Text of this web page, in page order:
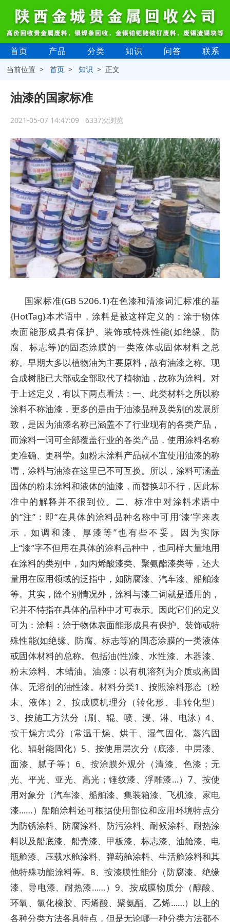
首页 产品 分类 知识 问答 联系
当前位置 >首页 >知识 > 正文
油漆的国家标准
2021-05-07 14:47:09 6337次浏览
国家标准(GB 5206.1)在色漆和清漆词汇标准的基
{HotTag}本术语中，涂料是被这样定义的：涂于物体
表面能形成具有保护、装饰或特殊性能(如绝缘、防
腐、标志等)的固态涂膜的一类液体或固体材料之总
称。早期大多以植物油为主要原料，故有油漆之称。现
合成树脂已大部或全部取代了植物油，故称为涂料。对
于上述定义，有以下两点看法：一、此类材料之所以称
涂料不称油漆，更多的是由于油漆品种及类别的发展所
致，是因为油漆名称已涵盖不了行业现有的各类产品，
而涂料一词可全部覆盖行业的各类产品，使用涂料名称
更准确、更科学。如粉末涂料产品就不宜使用油漆的称
谓，涂料与油漆在这里已不可互换。所以，涂料可涵盖
固体的粉末涂料和液体的油漆，而替换却不行，因此标
准中的解释并不很到位。二、标准中对涂料术语中
的“注”：即“在具体的涂料品种名称中可用‘漆’字来表
示，如调和漆、厚漆等”也有些不妥。因为实际
上“漆”字不但用在具体的涂料品种中，也同样大量地用
在涂料的类别中，如丙烯酸漆类、聚氨酯漆类等，还大
量用在应用领域的泛指中，如防腐漆、汽车漆、船舶漆
等。其实，除个别情况外，涂料与漆二词就是通用的，
它并不特指在具体的品种中才可表示。因此它们的定义
可为：涂料：涂于物体表面能形成具有保护、装饰或特
殊性能(如绝缘、防腐、标志等)的固态涂膜的一类液体
或固体材料的总称。包括油(性)漆、水性漆、木器漆、
粉末涂料、木蜡油。油漆：以有机溶剂为介质或高固
体、无溶剂的油性漆。材料分类1、按照涂料形态（粉
末、液体）2、按成膜机理分（转化形、非转化型）
3、按施工方法分（刷、辊、喷、浸、淋、电泳）4、
按干燥方式分（常温干燥、烘干、湿气固化、蒸汽固
化、辐射能固化）5、按使用层次分（底漆、中层漆、
面漆、腻子等）6、按涂膜外观分（清漆、色漆；无
光、平光、亚光、高光；锤纹漆、浮雕漆…）7、按使
用对象分（汽车漆、船舶漆、集装箱漆、飞机漆、家电
漆……）船舶涂料还可根据使用部位和应用环境特点分
为防锈涂料、防腐涂料、防污涂料、耐候涂料、耐热涂
料以及船底漆、船壳漆、甲板漆、标志漆、油舱漆、电
瓶舱漆、压载水舱涂料、弹药舱涂料、生活舱涂料和其
他特殊功能涂料等。8、按漆膜性能分（防腐漆、绝缘
漆、导电漆、耐热漆……）9、按成膜物质分（醇酸、
环氧、氯化橡胶、丙烯酸、聚氨酯、乙烯……）以上的
各种分类方法各具特点，但是无论哪一种分类方法都不